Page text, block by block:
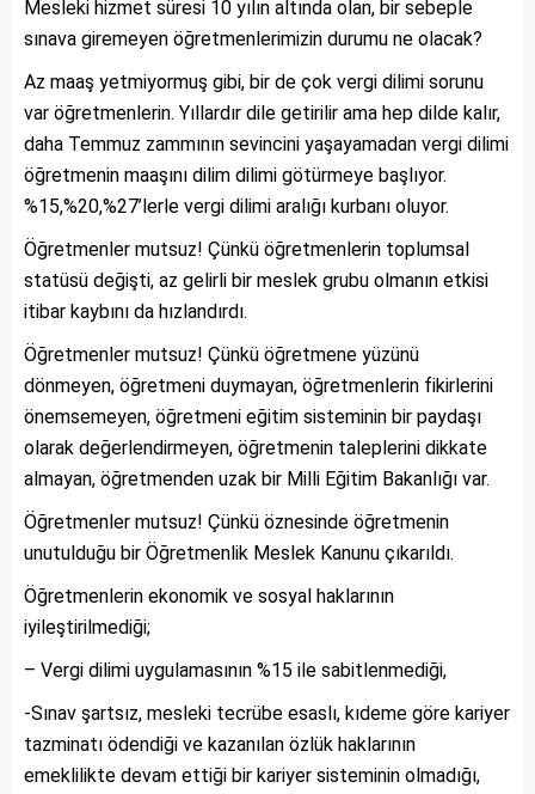
Mesleki hizmet süresi 10 yılın altında olan, bir sebeple
sınava giremeyen öğretmenlerimizin durumu ne olacak?
Az maaş yetmiyormuş gibi, bir de çok vergi dilimi sorunu
var öğretmenlerin. Yıllardır dile getirilir ama hep dilde kalır,
daha Temmuz zammının sevincini yaşayamadan vergi dilimi
öğretmenin maaşını dilim dilimi götürmeye başlıyor.
%15,%20,%27’lerle vergi dilimi aralığı kurbanı oluyor.
Öğretmenler mutsuz! Çünkü öğretmenlerin toplumsal
statüsü değişti, az gelirli bir meslek grubu olmanın etkisi
itibar kaybını da hızlandırdı.
Öğretmenler mutsuz! Çünkü öğretmene yüzünü
dönmeyen, öğretmeni duymayan, öğretmenlerin fikirlerini
önemsemeyen, öğretmeni eğitim sisteminin bir paydaşı
olarak değerlendirmeyen, öğretmenin taleplerini dikkate
almayan, öğretmenden uzak bir Milli Eğitim Bakanlığı var.
Öğretmenler mutsuz! Çünkü öznesinde öğretmenin
unutulduğu bir Öğretmenlik Meslek Kanunu çıkarıldı.
Öğretmenlerin ekonomik ve sosyal haklarının
iyileştirilmediği;
– Vergi dilimi uygulamasının %15 ile sabitlenmediği,
-Sınav şartsız, mesleki tecrübe esaslı, kıdeme göre kariyer
tazminatı ödendiği ve kazanılan özlük haklarının
emeklilikte devam ettiği bir kariyer sisteminin olmadığı,